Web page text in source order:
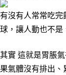
有沒有人常常吃
球，讓人動也不是
其實 這就是胃脹
果氣體沒有排出、